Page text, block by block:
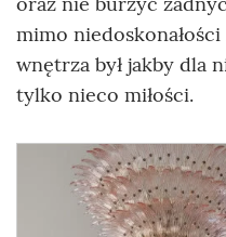
mimo
wnętrza był jakby dla
tylko nieco miłości.